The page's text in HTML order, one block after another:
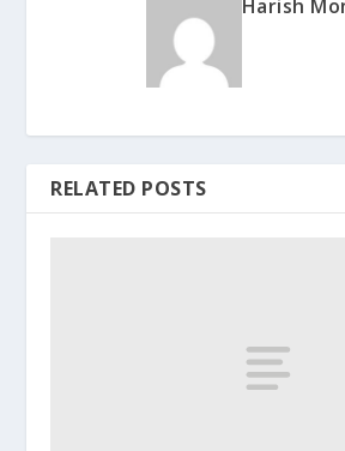
Harish
RELATED POSTS